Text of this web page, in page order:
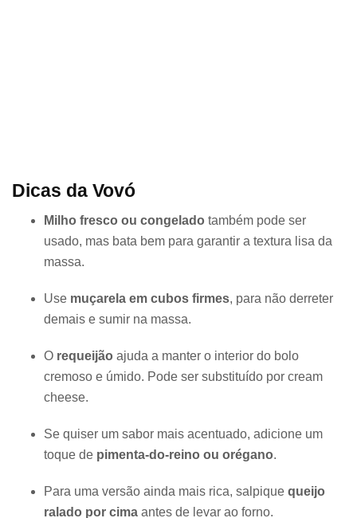
Dicas da Vovó
Milho fresco ou congelado também pode ser
usado, mas bata bem para garantir a textura lisa da
massa.
Use muçarela em cubos firmes, para não derreter
demais e sumir na massa.
O requeijão ajuda a manter o interior do bolo
cremoso e úmido. Pode ser substituído por cream
cheese.
Se quiser um sabor mais acentuado, adicione um
toque de pimenta-do-reino ou orégano.
Para uma versão ainda mais rica, salpique queijo
ralado por cima antes de levar ao forno.